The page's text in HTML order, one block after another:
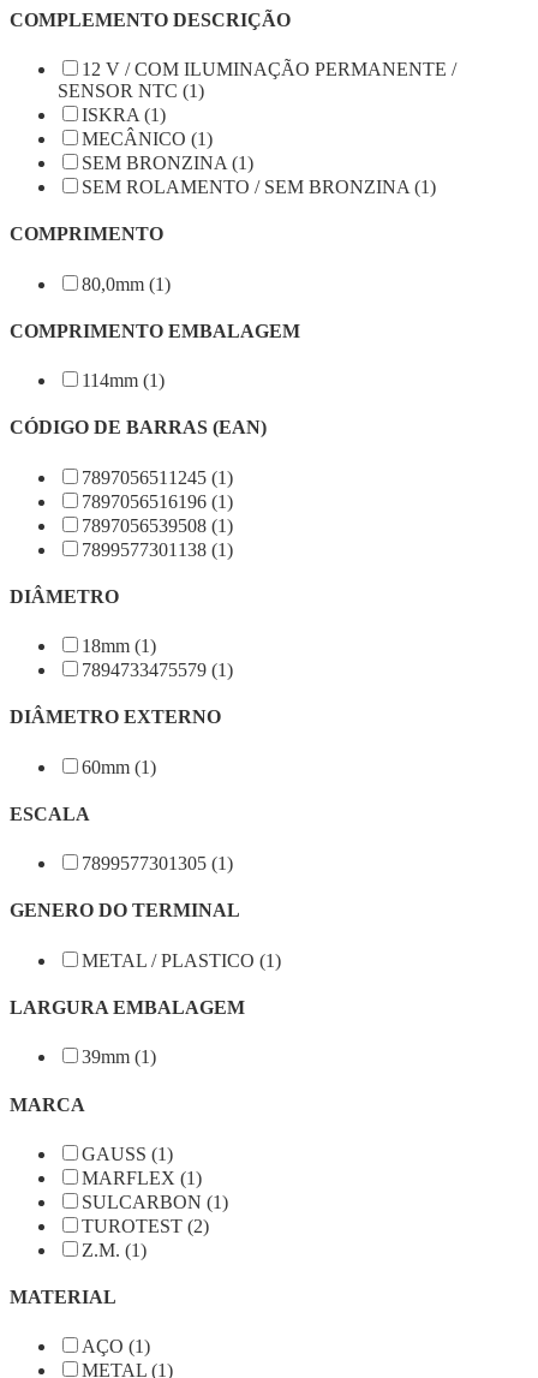
COMPLEMENTO DESCRIÇÃO
12 V / COM ILUMINAÇÃO PERMANENTE /
SENSOR NTC (1)
ISKRA (1)
MECÂNICO (1)
SEM BRONZINA (1)
SEM ROLAMENTO / SEM BRONZINA (1)
COMPRIMENTO
80,0mm (1)
COMPRIMENTO EMBALAGEM
114mm (1)
CÓDIGO DE BARRAS (EAN)
7897056511245 (1)
7897056516196 (1)
7897056539508 (1)
7899577301138 (1)
DIÂMETRO
18mm (1)
7894733475579 (1)
DIÂMETRO EXTERNO
60mm (1)
ESCALA
7899577301305 (1)
GENERO DO TERMINAL
METAL / PLASTICO (1)
LARGURA EMBALAGEM
39mm (1)
MARCA
GAUSS (1)
MARFLEX (1)
SULCARBON (1)
TUROTEST (2)
Z.M. (1)
MATERIAL
AÇO (1)
METAL (1)